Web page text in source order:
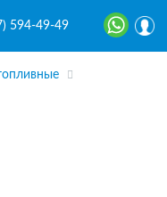
594-49-49